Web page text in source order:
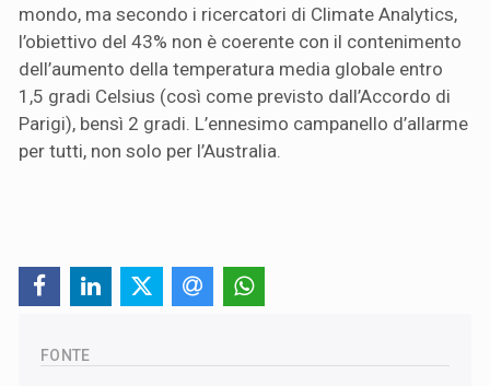
mondo, ma secondo i ricercatori di Climate Analytics,
l’obiettivo del 43% non è coerente con il contenimento
dell’aumento della temperatura media globale entro
1,5 gradi Celsius (così come previsto dall’Accordo di
Parigi), bensì 2 gradi. L’ennesimo campanello d’allarme
per tutti, non solo per l’Australia.
FONTE